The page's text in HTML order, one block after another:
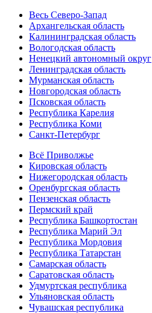
Весь Северо-Запад
Архангельская область
Калининградская область
Вологодская область
Ненецкий автономный округ
Ленинградская область
Мурманская область
Новгородская область
Псковская область
Республика Карелия
Республика Коми
Санкт-Петербург
Всё Приволжье
Кировская область
Нижегородская область
Оренбургская область
Пензенская область
Пермский край
Республика Башкортостан
Республика Марий Эл
Республика Мордовия
Республика Татарстан
Самарская область
Саратовская область
Удмуртская республика
Ульяновская область
Чувашская республика